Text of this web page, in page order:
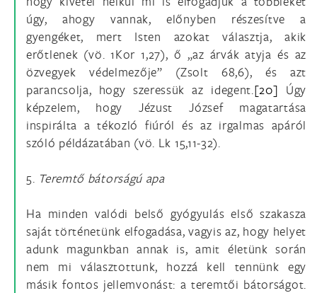
úgy, ahogy vannak, előnyben részesítve a
gyengéket, mert Isten azokat választja, akik
erőtlenek (vö. 1Kor 1,27), ő „az árvák atyja és az
özvegyek védelmezője” (Zsolt 68,6), és azt
parancsolja, hogy szeressük az idegent.[20] Úgy
képzelem, hogy Jézust József magatartása
inspirálta a tékozló fiúról és az irgalmas apáról
szóló példázatában (vö. Lk 15,11-32).
5. Teremtő bátorságú apa
Ha minden valódi belső gyógyulás első szakasza
saját történetünk elfogadása, vagyis az, hogy helyet
adunk magunkban annak is, amit életünk során
nem mi választottunk, hozzá kell tennünk egy
másik fontos jellemvonást: a teremtői bátorságot.